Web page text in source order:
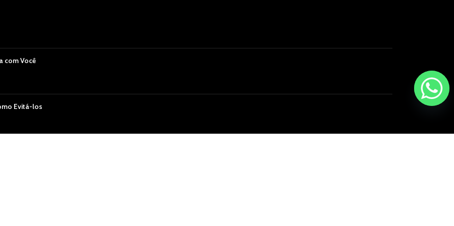
com Você
Evitá-los